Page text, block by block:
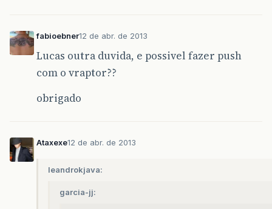
fabioebner12 de abr. de 2013
Lucas outra duvida, e possivel fazer push
com o vraptor??
obrigado
Ataxexe12 de abr. de 2013
leandrokjava:
garcia-jj: